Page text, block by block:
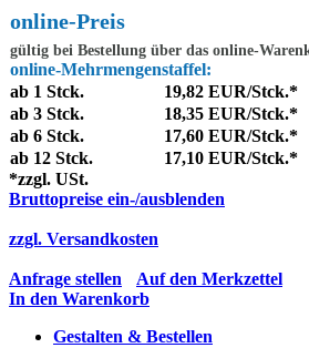
online-Preis
gültig bei Bestellung über das online-
online-Mehrmengenstaffel:
ab 1 Stck.
19,82 EUR/Stck.*
ab 3 Stck.
18,35 EUR/Stck.*
ab 6 Stck.
17,60 EUR/Stck.*
ab 12 Stck.
17,10 EUR/Stck.*
*zzgl. USt.
Bruttopreise ein-/ausblenden
zzgl. Versandkosten
Anfrage stellen
Auf den Merkzettel
In den Warenkorb
Gestalten & Bestellen